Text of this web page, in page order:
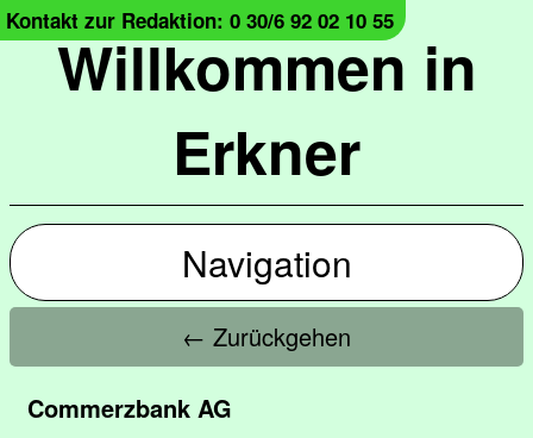
Willkommen in
Erkner
Kontakt zur Redaktion: 0 30/6 92 02 10 55
Navigation
← Zurückgehen
Commerzbank AG